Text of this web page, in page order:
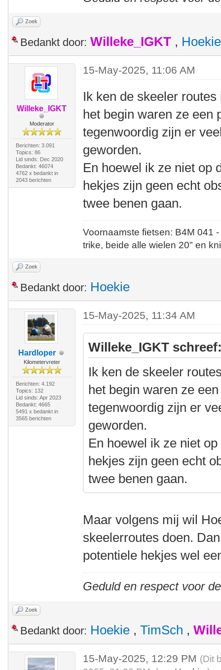
Zoek
Bedankt door: Willeke_IGKT , Hoekie
Willeke_IGKT
Moderator
Berichten: 3.091
Topics: 86
Lid sinds: Dec 2020
Bedankt: 46074
4762 x bedankt in
2043 berichten
15-May-2025, 11:06 AM
Ik ken de skeeler
het begin waren ze een
tegenwoordig zijn er
geworden.
En hoewel ik ze niet op
hekjes zijn geen echt
twee benen gaan.
Voornaamste fietsen: B4M
trike, beide alle wielen 20" en
Zoek
Bedankt door: Hoekie
Hardloper
Kilometervreter
Berichten: 4.192
Topics: 132
Lid sinds: Apr 2023
Bedankt: 4665
5491 x bedankt in
3565 berichten
15-May-2025, 11:34 AM
Willeke_IGKT
Ik ken de skeeler
het begin waren ze
tegenwoordig zijn er
geworden.
En hoewel ik ze niet
hekjes zijn geen echt
twee benen gaan.
Maar volgens mij wil
skeelerroutes doen.
potentiele hekjes wel
Geduld en respect voor
Zoek
Bedankt door: Hoekie , TimSch ,
15-May-2025, 12:29 PM (Dit